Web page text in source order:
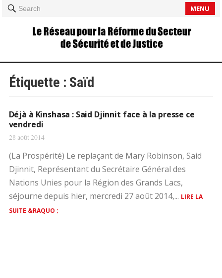
Search MENU
Étiquette : Saïd
Déjà à Kinshasa : Said Djinnit face à la presse ce
vendredi
28 août 2014
(La Prospérité) Le replaçant de Mary Robinson, Said
Djinnit, Représentant du Secrétaire Général des
Nations Unies pour la Région des Grands Lacs,
séjourne depuis hier, mercredi 27 août 2014,... LIRE LA
SUITE &RAQUO ;